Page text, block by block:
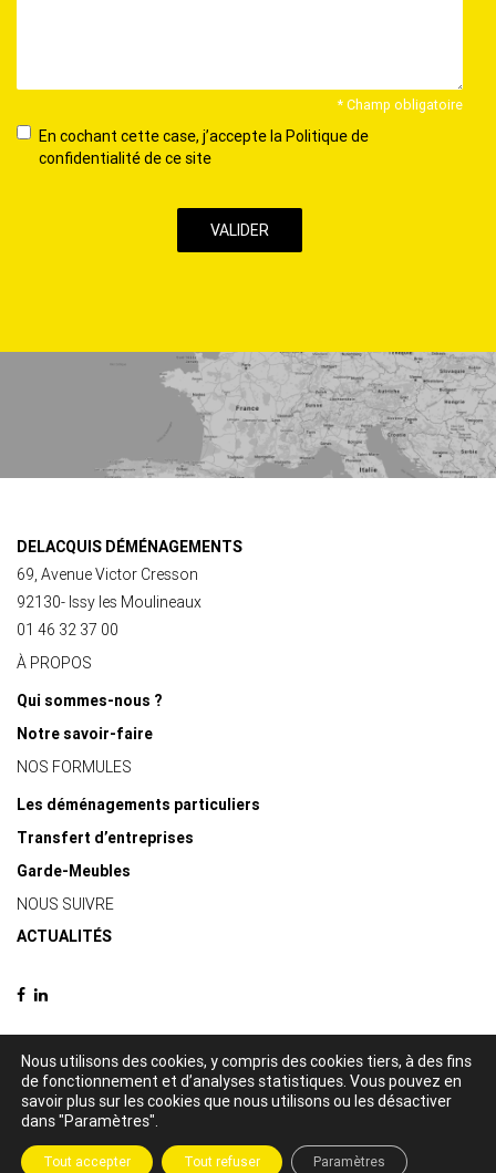
* Champ obligatoire
En
cochant
ce
En cochant cette case, j’accepte la Politique de
confidentialité de ce site
DELACQUIS DÉMÉNAGEMENTS
69, Avenue Victor Cresson
92130- Issy les Moulineaux
01 46 32 37 00
À PROPOS
Qui sommes-nous ?
Notre savoir-faire
NOS FORMULES
Les déménagements particuliers
Transfert d’entreprises
Garde-Meubles
NOUS SUIVRE
ACTUALITÉS
© 2021 Delacquis déménagements -Mentions légales-Politique de
confidentialité
Création par
Nous utilisons des cookies, y compris des cookies tiers, à des fins
de fonctionnement et d’analyses statistiques. Vous pouvez en
savoir plus sur les cookies que nous utilisons ou les désactiver
dans "Paramètres".
Tout accepter Tout refuser Paramètres